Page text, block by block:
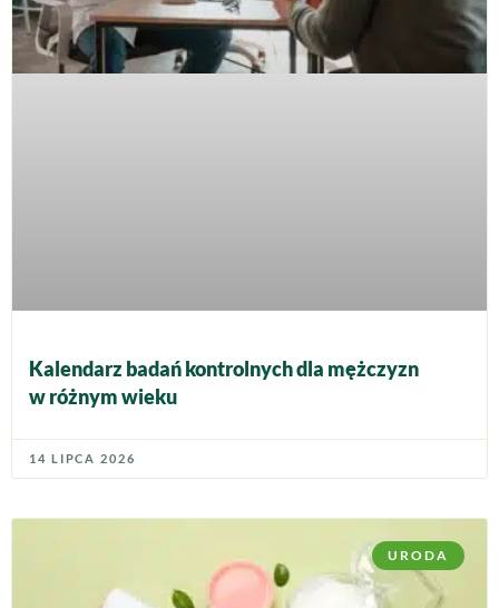
Kalendarz badań kontrolnych dla mężczyzn
w różnym wieku
14 LIPCA 2026
URODA